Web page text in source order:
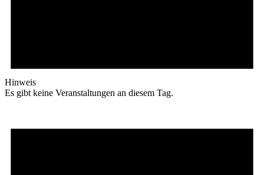
Hinweis
Es gibt keine Veranstaltungen an diesem Tag.